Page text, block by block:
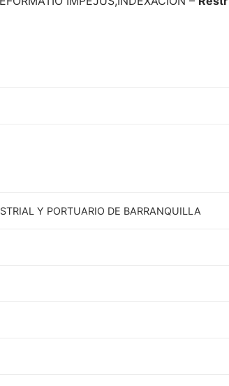
Y PORTUARIO DE BARRANQUILLA